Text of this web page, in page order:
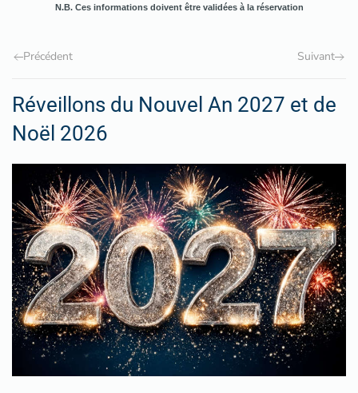
N.B. Ces informations doivent être validées à la réservation
Précédent Suivant
Réveillons du Nouvel An 2027 et de
Noël 2026